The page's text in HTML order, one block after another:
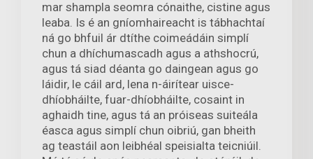
mar shampla seomra cónaithe, cistine agus
leaba. Is é an gníomhaireacht is tábhachtaí
ná go bhfuil ár dtíthe coimeádáin simplí
chun a dhíchumascadh agus a athshocrú,
agus tá siad déanta go daingean agus go
láidir, le cáil ard, lena n-áirítear uisce-
dhíobháilte, fuar-dhíobháilte, cosaint in
aghaidh tine, agus tá an próiseas suiteála
éasca agus simplí chun oibriú, gan bheith
ag teastáil aon leibhéal speisialta teicniúil.